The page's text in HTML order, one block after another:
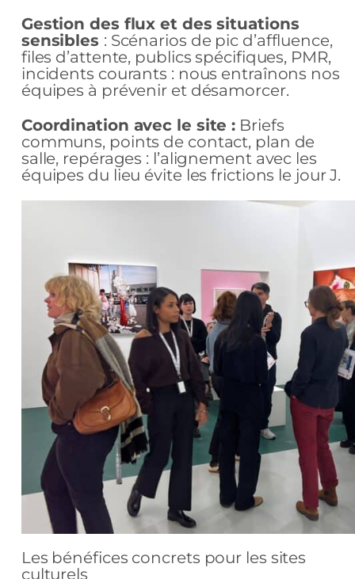
Gestion des flux et des situations
sensibles : Scénarios de pic d’affluence,
files d’attente, publics spécifiques, PMR,
incidents courants : nous entraînons nos
équipes à prévenir et désamorcer.
Coordination avec le site : Briefs
communs, points de contact, plan de
salle, repérages : l’alignement avec les
équipes du lieu évite les frictions le jour J.
Les bénéfices concrets pour les sites
culturels